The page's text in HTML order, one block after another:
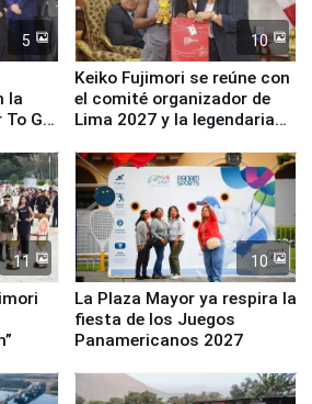
5
la
To Go
10
Keiko Fujimori se reúne con
el comité organizador de
Lima 2027 y la legendaria
11 10
La Plaza Mayor ya respira la
fiesta de los Juegos
Panamericanos 2027